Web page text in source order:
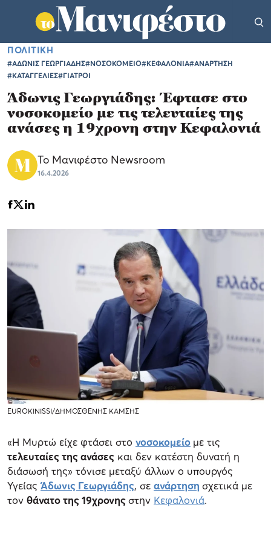
ΠΟΛΙΤΙΚΗ
#ΑΔΩΝΙΣ ΓΕΩΡΓΙΑΔΗΣ#ΝΟΣΟΚΟΜΕΙΟ#ΚΕΦΑΛΟΝΙΑ#ΑΝΑΡΤΗΣΗ
#ΚΑΤΑΓΓΕΛΙΕΣ#ΓΙΑΤΡΟΙ
Άδωνις Γεωργιάδης: Έφτασε στο
νοσοκομείο με τις τελευταίες της
ανάσες η 19χρονη στην Κεφαλονιά
Το Μανιφέστο Newsroom
16.4.2026
EUROKINISSI/ΔΗΜΟΣΘΕΝΗΣ ΚΑΜΣΗΣ
«Η Μυρτώ είχε φτάσει στο νοσοκομείο με τις
τελευταίες της ανάσες και δεν κατέστη δυνατή η
διάσωσή της» τόνισε μεταξύ άλλων ο υπουργός
ΥγείαςΆδωνις Γεωργιάδης, σε ανάρτηση σχετικά με
τον θάνατο της 19χρονηςστην Κεφαλονιά.